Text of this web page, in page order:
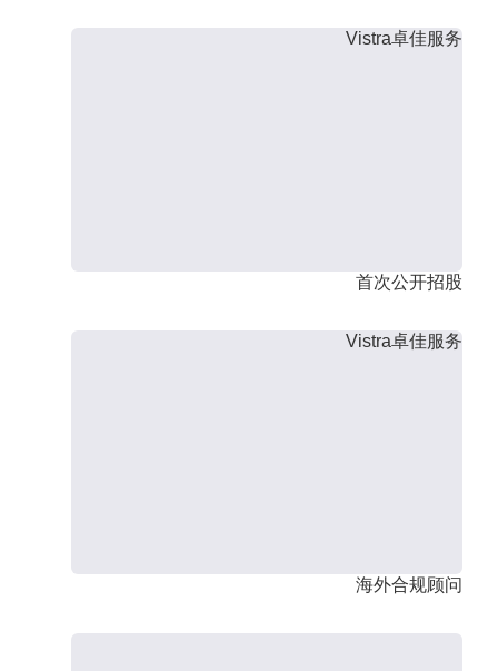
Vistra卓佳服务
首次公开招股
Vistra卓佳服务
海外合规顾问